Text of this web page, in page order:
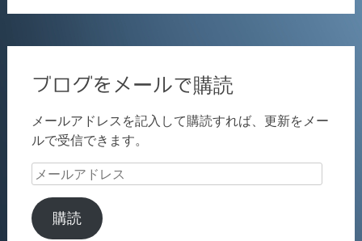
ブログをメールで購読
メールアドレスを記入して購読すれば、更新をメー
ルで受信できます。
メ
ル
ア
購読